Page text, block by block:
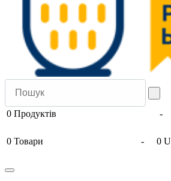
0 Продуктів -
0 Товари -
0